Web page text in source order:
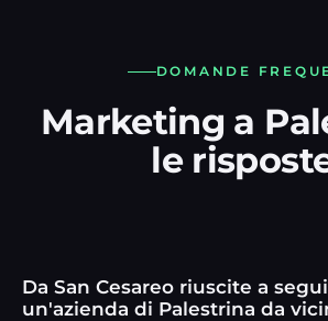
DOMANDE
Marketing a
le
Da San Cesareo riuscite a
un'azienda di Palestrina da